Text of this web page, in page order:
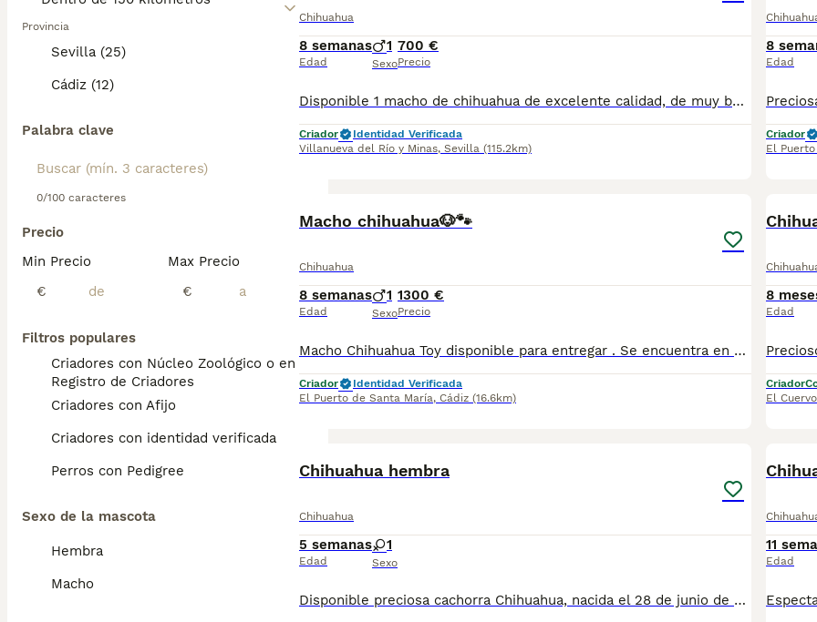
Provincia
Sevilla (25)
Cádiz (12)
Palabra clave
0/100 caracteres
Precio
Min Precio
€
Max Precio
€
Filtros populares
Criadores con Núcleo Zoológico o en el
Registro de Criadores
Criadores con Afijo
Criadores con identidad verificada
Perros con Pedigree
Sexo de la mascota
Hembra
Macho
Chihuahua
8 semanas
Edad
1
Sexo
700 €
Precio
Disponible 1 macho de chihuahua de excelente calidad, de muy buena linea, está listo para su entrega, hay disponibilidad de envío, más información al privado!!
Criador
Identidad Verificada
Villanueva del Río y Minas, Sevilla (115.2km)
8
Edad
Criador
El
Macho chihuahua🐶🐾
Chihuahua
8 semanas
Edad
1
Sexo
1300 €
Precio
Macho Chihuahua Toy disponible para entregar . Se encuentra en Sevilla,tambien disponemos de transporte. Vacunada,desparasitada y con la cartilla adecuada a su edad. Pregunten sin compromiso
Criador
Identidad Verificada
El Puerto de Santa María, Cádiz (16.6km)
8
Edad
Criador
El Cuervo
Chihuahua hembra
Chihuahua
5 semanas
Edad
1
Sexo
Disponible preciosa cachorra Chihuahua, nacida el 28 de junio de 2026. Color: sable, un tono muy bonito y elegante que realza su expresión y belleza. Procede de una excelente línea de sangre, criada en un ambiente familiar, con mucho cariño y una correcta socialización desde sus primeros días de vida. Destaca por su bonita morfología, cabeza tipo manzana, hocico corto y un carácter dulce, cariñoso y equilibrado, ideal como compañera de vida. La cachorra se entregará a partir de los Dos meses de edad, desparasitada según su edad, con cartilla veterinaria, y las vacunas correspondientes. Se enviarán fotos y vídeos actualizados para que puedas seguir su evolución hasta el día de la entrega. Se prioriza la entrega en mano para garantizar el bienestar de la cachorra y que el nuevo propietario pueda conocerla personalmente. También existe la posibilidad de desplazarnos hasta el lugar de entrega, previo acuerdo entre ambas partes. Buscamos una familia responsable que le ofrezca el hogar, el cariño y los cuidados que merece. Para más información, fotos, vídeos o cualquier consulta, no dudes en ponerte en contacto.
11
Edad